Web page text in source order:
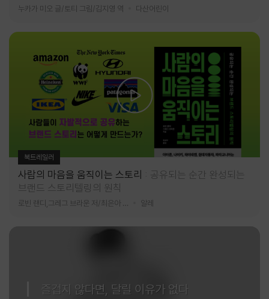
누카가 미오 글/토티 그림/김지영 역 다산어린이
북트레일러
사람의 마음을 움직이는 스토리
공유되는 순간 완성되는
브랜드 스토리텔링의 원칙
알레
즐겁지 않다면, 달릴 이유가 없다